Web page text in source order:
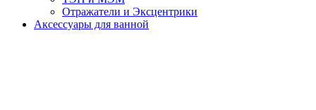
Отражатели и Эксцентрики
Аксессуары для ванной